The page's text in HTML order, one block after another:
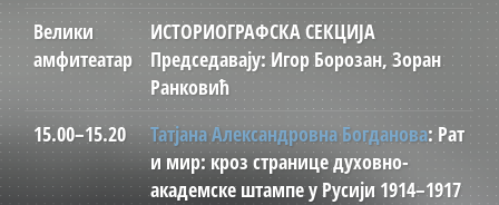
Велики
амфитеатар
ИСТОРИОГРАФСКА СЕКЦИЈА
Председавају: Игор Борозан, Зоран
Ранковић
15.00–15.20
Татјана Александровна Богданова: Рат
и мир: кроз странице духовно-
академске штампе у Русији 1914–1917